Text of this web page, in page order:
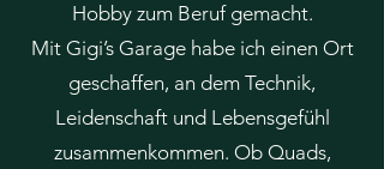
Hobby zum Beruf gemacht.
Mit Gigi’s Garage habe ich einen Ort
geschaffen, an dem Technik,
Leidenschaft und Lebensgefühl
zusammenkommen. Ob Quads,